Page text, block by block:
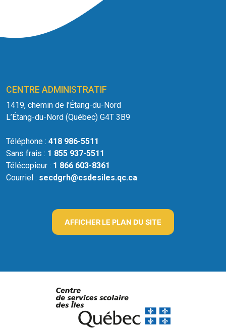
CENTRE ADMINISTRATIF
1419, chemin de l’Étang-du-Nord
L’Étang-du-Nord (Québec) G4T 3B9
Téléphone : 418 986-5511
Sans frais : 1 855 937-5511
Télécopieur : 1 866 603-8361
Courriel : secdgrh@csdesiles.qc.ca
AFFICHER LE PLAN DU SITE